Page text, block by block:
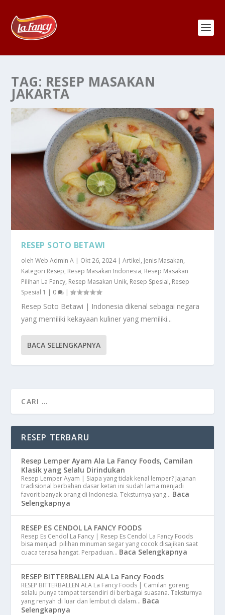
TAG: RESEP MASAKAN
JAKARTA
RESEP SOTO BETAWI
olehWeb Admin A | Okt 26, 2024|Artikel, Jenis Masakan,
Kategori Resep, Resep Masakan Indonesia, Resep Masakan
Pilihan La Fancy, Resep Masakan Unik, Resep Spesial, Resep
Spesial 1 | 0 |
Resep Soto Betawi | Indonesia dikenal sebagai negara
yang memiliki kekayaan kuliner yang memiliki...
BACA SELENGKAPNYA
RESEP TERBARU
Resep Lemper Ayam Ala La Fancy Foods, Camilan
Klasik yang Selalu Dirindukan
Resep Lemper Ayam | Siapa yang tidak kenal lemper? Jajanan
tradisional berbahan dasar ketan ini sudah lama menjadi
favorit banyak orang di Indonesia. Teksturnya yang… Baca
Selengkapnya
RESEP ES CENDOL LA FANCY FOODS
Resep Es Cendol La Fancy | Resep Es Cendol La Fancy Foods
bisa menjadi pilihan minuman segar yang cocok disajikan saat
cuaca terasa hangat. Perpaduan… Baca Selengkapnya
RESEP BITTERBALLEN ALA La Fancy Foods
RESEP BITTERBALLEN ALA La Fancy Foods | Camilan goreng
selalu punya tempat tersendiri di berbagai suasana. Teksturnya
yang renyah di luar dan lembut di dalam… Baca
Selengkapnya